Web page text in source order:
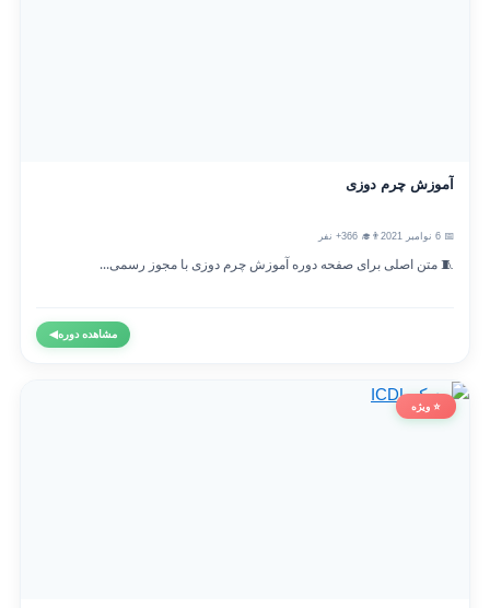
آموزش چرم دوزی
👨‍🎓 366+ نفر
🧵 متن اصلی برای صفحه دوره آموزش چرم دوزی با مجوز رسمی...
مشاهده دوره◀
⭐ ویژه